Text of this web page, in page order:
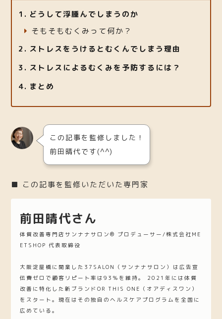
どうして浮腫んでしまうのか
そもそもむくみって何か？
ストレスをうけるとむくんでしまう理由
ストレスによるむくみを予防するには？
まとめ
この記事を監修しました！
前田晴代です(^^)
■ この記事を監修いただいた専門家
前田晴代さん
体質改善専門店サンナナサロン®︎ プロデューサー/株式会社ME
ETSHOP 代表取締役
大阪淀屋橋に開業した37SALON（サンナナサロン）は広告宣
伝費ゼロで顧客リピート率は93％を維持。 2021年には体質
改善に特化した新ブランドOR THIS ONE（オアディスワン）
をスタート。現在はその独自のヘルスケアプログラムを全国に
広めている。